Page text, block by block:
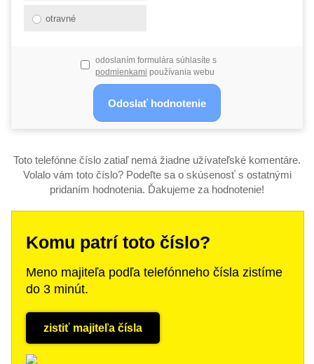
otravné
odoslaním formulára súhlasíte s
podmienkami používania webu
Toto telefónne číslo zatiaľ nemá žiadne užívateľské komentáre.
Volalo vám toto číslo? Podeľte sa o skúsenosť s ostatnými
pridaním hodnotenia. Ďakujeme za hodnotenie!
Komu patrí toto číslo?
Meno majiteľa podľa telefónneho čísla zistíme
do 3 minút.
zistiť majiteľa čísla